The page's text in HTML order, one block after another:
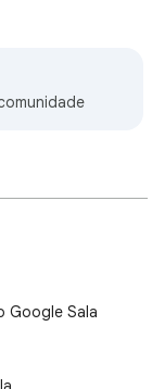
Google Sala